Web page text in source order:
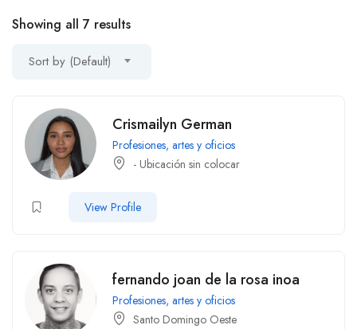
Showing all 7 results
Sort by (Default)
Crismailyn German
Profesiones, artes y oficios
- Ubicación sin colocar
View Profile
fernando joan de la rosa inoa
Profesiones, artes y oficios
Santo Domingo Oeste